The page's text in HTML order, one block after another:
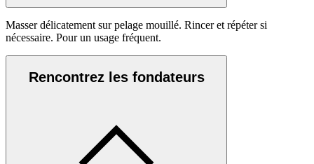
Masser délicatement sur pelage mouillé. Rincer et répéter si
nécessaire. Pour un usage fréquent.
Rencontrez les fondateurs